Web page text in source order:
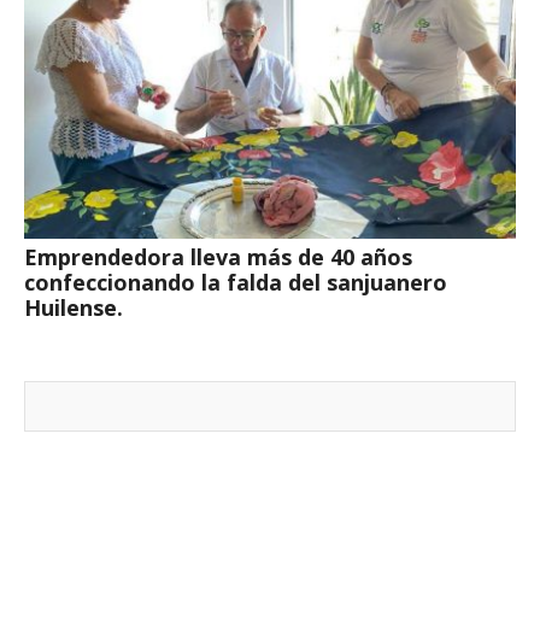
Emprendedora lleva más de 40 años
confeccionando la falda del sanjuanero
Huilense.